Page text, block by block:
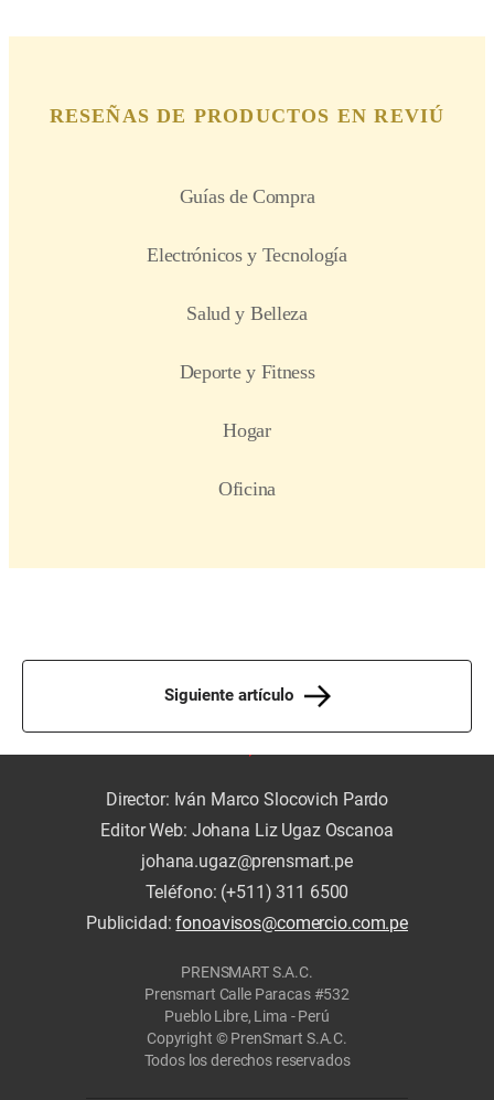
Siguiente artículo
Director: Iván Marco Slocovich Pardo
Editor Web: Johana Liz Ugaz Oscanoa
johana.ugaz@prensmart.pe
Teléfono: (+511) 311 6500
Publicidad:fonoavisos@comercio.com.pe
PRENSMART S.A.C.
Prensmart Calle Paracas #532
Pueblo Libre, Lima - Perú
Copyright © PrenSmart S.A.C.
Todos los derechos reservados